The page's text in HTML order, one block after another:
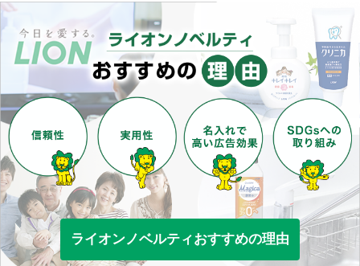
ライオンノベルティおすすめの理由